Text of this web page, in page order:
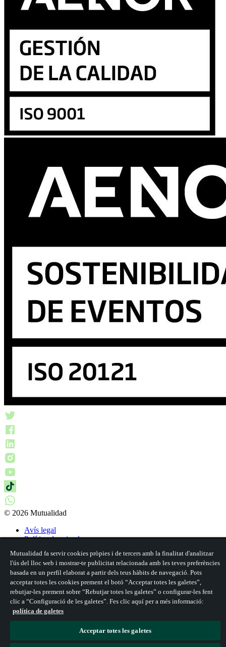
© 2026 Mutualidad
Avís legal
Política de privadesa
Accessibilitat
Reclamacions i incidències
Mutualidad fa servir cookies pròpies i de tercers amb la finalitat d'analitzar
l'ús del lloc web i mostrar-te publicitat relacionada amb les teves preferències
basada en un perfil elaborat a partir dels teus hàbits de navegació. Pots
acceptar totes les cookies prement el botó “Acceptar totes les galetes”,
rebutjar-les prement sobre “Rebutjar totes les galetes” o configurar-les fent
clic a “Configuració de les galetes”. Fes clic aquí per a més informació:
política de galetes
Acceptar totes les galetes